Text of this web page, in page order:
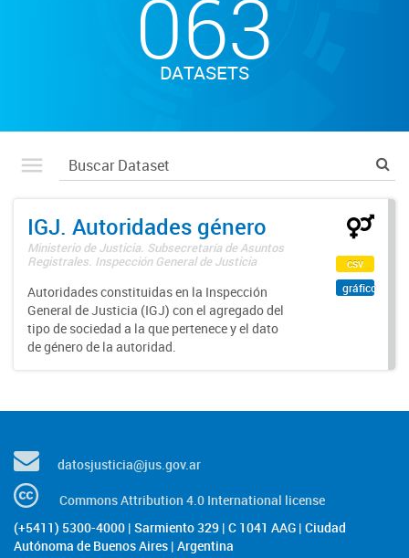
063
DATASETS
IGJ. Autoridades género
Ministerio de Justicia. Subsecretaría de Asuntos
Registrales. Inspección General de Justicia
Autoridades constituidas en la Inspección
General de Justicia (IGJ) con el agregado del
tipo de sociedad a la que pertenece y el dato
de género de la autoridad.
csv
gráfico
datosjusticia@jus.gov.ar
Commons Attribution 4.0 International license
(+5411) 5300-4000 | Sarmiento 329 | C 1041 AAG | Ciudad
Autónoma de Buenos Aires | Argentina